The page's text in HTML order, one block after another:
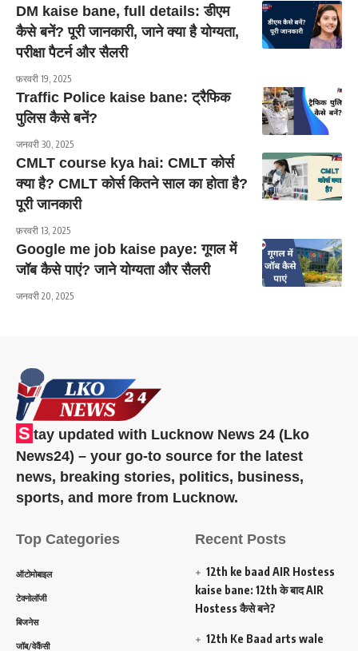
DM kaise bane, full details: डीएम
कैसे बनें? पूरी जानकारी, जाने क्या है योग्यता,
परीक्षा पैटर्न और सैलरी
फ़रवरी 19, 2025
Traffic Police kaise bane: ट्रैफिक
पुलिस कैसे बनें?
जनवरी 30, 2025
CMLT course kya hai: CMLT कोर्स
क्या है? CMLT कोर्स कितने साल का होता है?
पूरी जानकारी
फ़रवरी 13, 2025
Google me job kaise paye: गूगल में
जॉब कैसे पाएं? जाने योग्यता और सैलरी
जनवरी 20, 2025
S tay updated with Lucknow News 24 (Lko
News24) – your go-to source for the latest
news, breaking stories, politics, business,
sports, and more from Lucknow.
Top Categories
ऑटोमोबाइल
टेक्नोलॉजी
बिजनेस
जॉब/वेकैंसी
Recent Posts
12th ke baad AIR Hostess
kaise bane: 12th के बाद AIR
Hostess कैसे बने?
12th Ke Baad arts wale